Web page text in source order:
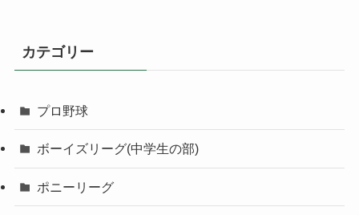
カテゴリー
プロ野球
ボーイズリーグ(中学生の部)
ポニーリーグ